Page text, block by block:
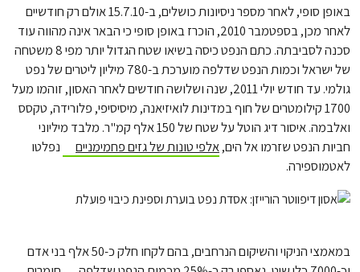
באופן סופי, לאחר מספר ניסיונות כושלים, ב-15.7.10 אולם רק חודשיים
לאחר מכן, בספטמבר 2010, הוכרז באופן סופי כי הבאר אינה מהווה עוד
סכנה לסביבתה. כתם הנפט כיסה בשיאו שטח הגדול יותר מפי 8 משטחה
של ישראל וכמות הנפט שדלפה מוערכת ב-780 מיליון ליטרים של נפט
גולמי. עד חודש יולי 2011, שנה ושלושה חודשים לאחר האסון, זוהמו מעל
1700 קילומטרים של חוף במדינות לואיזיאנה, מיסיסיפי, פלורידה, טקסס
ואלבמה. איסור דיג הוטל על שטח של 150 אלף קמ"ר. מלבד מיליוני
חביות הנפט שזרמו אל הים,אלפי טונות של גזים פחמימניים
נפלטו
לאטמוספירה.
במאמצי הניקוי והשיקום הנרחבים, בהם לקחו חלק כ-50 אלף בני אדם